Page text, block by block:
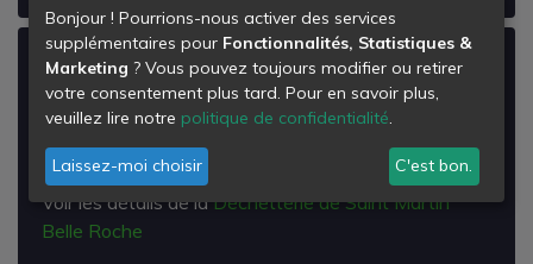
Déchetterie de Saint Martin Belle Roche
Lieu Dit Chagnaux
71118
Saint-Martin-Belle-Roche
Voir les détails de laDéchetterie de Saint Martin
Belle Roche
Bonjour ! Pourrions-nous activer des services
supplémentaires pour Fonctionnalités, Statistiques &
Marketing ? Vous pouvez toujours modifier ou retirer
votre consentement plus tard. Pour en savoir plus,
veuillez lire notre politique de confidentialité.
Laissez-moi choisir C'est bon.